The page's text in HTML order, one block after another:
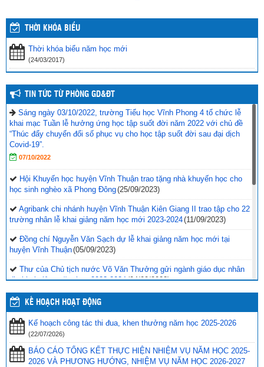
THỜI KHÓA BIỂU
Thời khóa biểu năm học mới
(24/03/2017)
TIN TỨC TỪ PHÒNG GD&ĐT
Sáng ngày 03/10/2022, trường Tiểu học Vĩnh Phong 4 tổ chức lễ
khai mạc Tuần lễ hưởng ứng học tập suốt đời năm 2022 với chủ đề
“Thúc đẩy chuyển đổi số phục vụ cho học tập suốt đời sau đại dịch
Covid-19”.
07/10/2022
Hội Khuyến học huyện Vĩnh Thuận trao tặng nhà khuyến học cho
học sinh nghèo xã Phong Đông(25/09/2023)
Agribank chi nhánh huyện Vĩnh Thuận Kiên Giang II trao tập cho 22
trường nhân lễ khai giảng năm học mới 2023-2024(11/09/2023)
Đồng chí Nguyễn Văn Sạch dự lễ khai giảng năm học mới tại
huyện Vĩnh Thuận(05/09/2023)
Thư của Chủ tịch nước Võ Văn Thưởng gửi ngành giáo dục nhân
dịp khai giảng năm học 2023-2024(04/09/2023)
Phối hợp với ngành giáo dục trên địa bàn huyện Vĩnh Thuận trong
công tác thu hộ học phí(30/08/2023)
Vĩnh Thuận sẵn sàng cho năm học mới 2023-2024
Tổng kết năm học 2022-2023 và triển khai phương hướng, nhiệm
vụ trọng tâm năm học 2023-2024(30/08/2023)
KẾ HOẠCH HOẠT ĐỘNG
Kế hoạch công tác thi đua, khen thưởng năm học 2025-2026
(22/07/2026)
BÁO CÁO TỔNG KẾT THỰC HIỆN NHIỆM VỤ NĂM HỌC 2025-
2026 VÀ PHƯƠNG HƯỚNG, NHIỆM VỤ NĂM HỌC 2026-2027